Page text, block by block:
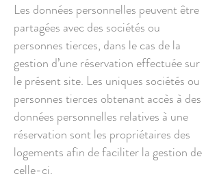
Les données personnelles peuvent être
partagées avec des sociétés ou
personnes tierces, dans le cas de la
gestion d’une réservation effectuée sur
le présent site. Les uniques sociétés ou
personnes tierces obtenant accès à des
données personnelles relatives à une
réservation sont les propriétaires des
logements afin de faciliter la gestion de
celle-ci.